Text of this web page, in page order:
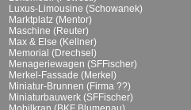
Luxus-Limousine (Schowanek)
Marktplatz (Mentor)
Maschine (Reuter)
Max & Else (Kellner)
Memorial (Drechsel)
Menageriewagen (SFFischer)
Merkel-Fassade (Merkel)
Miniatur-Brunnen (Firma ??)
Miniaturbauwerk (SFFischer)